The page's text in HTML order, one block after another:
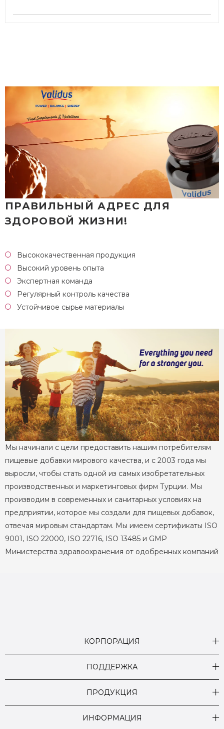
ПРАВИЛЬНЫЙ АДРЕС ДЛЯ
ЗДОРОВОЙ ЖИЗНИ!
Высококачественная продукция
Высокий уровень опыта
Экспертная команда
Регулярный контроль качества
Устойчивое сырье материалы
Мы начинали с цели предоставить нашим потребителям
пищевые добавки мирового качества, и с 2003 года мы
выросли, чтобы стать одной из самых изобретательных
производственных и маркетинговых фирм Турции. Мы
производим в современных и санитарных условиях на
предприятии, которое мы создали для пищевых добавок,
отвечая мировым стандартам. Мы имеем сертификаты ISO
9001, ISO 22000, ISO 22716, ISO 13485 и GMP
Министерства здравоохранения от одобренных компаний
КОРПОРАЦИЯ
ПОДДЕРЖКА
ПРОДУКЦИЯ
ИНФОРМАЦИЯ